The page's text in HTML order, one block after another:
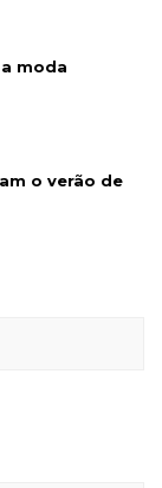
moda
o verão de